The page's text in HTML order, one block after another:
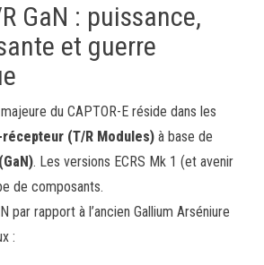
GaN : puissance,
et guerre
du CAPTOR-E réside dans les
(T/R Modules) à base de
. Les versions ECRS Mk 1 (et avenir
de composants.
par rapport à l’ancien Gallium Arséniure
: